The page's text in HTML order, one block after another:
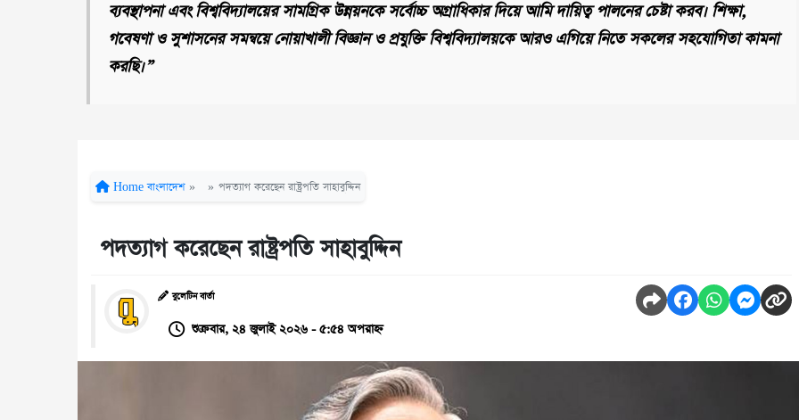
ব্যবস্থাপনা এবং বিশ্ববিদ্যালয়ের সামগ্রিক উন্নয়নকে সর্বোচ্চ অগ্রাধিকার দিয়ে আমি দায়িত্ব পালনের চেষ্টা করব। শিক্ষা,
গবেষণা ও সুশাসনের সমন্বয়ে নোয়াখালী বিজ্ঞান ও প্রযুক্তি বিশ্ববিদ্যালয়কে আরও এগিয়ে নিতে সকলের সহযোগিতা কামনা
করছি।”
Home বাংলাদেশ » » পদত্যাগ করেছেন রাষ্ট্রপতি সাহাবুদ্দিন
পদত্যাগ করেছেন রাষ্ট্রপতি সাহাবুদ্দিন
বুলেটিন বার্তা
শুক্রবার, ২৪ জুলাই ২০২৬ - ৫:৫৪ অপরাহ্ন